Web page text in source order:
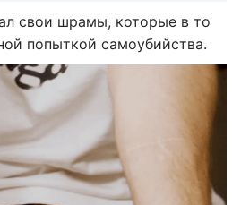
свои шрамы, которые в то
попыткой самоубийства.